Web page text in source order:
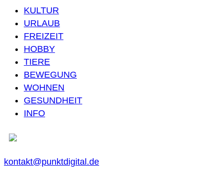
KULTUR
URLAUB
FREIZEIT
HOBBY
TIERE
BEWEGUNG
WOHNEN
GESUNDHEIT
INFO
kontakt@punktdigital.de